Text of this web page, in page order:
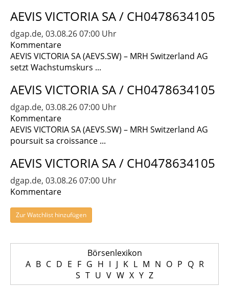
AEVIS VICTORIA SA / CH0478634105
dgap.de, 03.08.26 07:00 Uhr
Kommentare
AEVIS VICTORIA SA (AEVS.SW) – MRH Switzerland AG
setzt Wachstumskurs ...
AEVIS VICTORIA SA / CH0478634105
dgap.de, 03.08.26 07:00 Uhr
Kommentare
AEVIS VICTORIA SA (AEVS.SW) – MRH Switzerland AG
poursuit sa croissance ...
AEVIS VICTORIA SA / CH0478634105
dgap.de, 03.08.26 07:00 Uhr
Kommentare
Zur Watchlist hinzufügen
Börsenlexikon
A B C D E F G H I J K L M N O P Q R
S T U V W X Y Z